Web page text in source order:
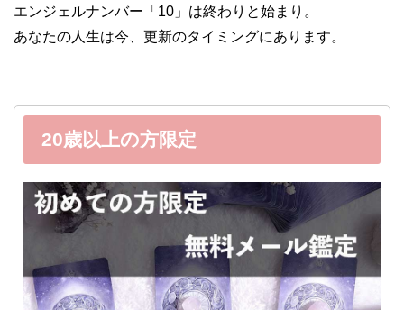
エンジェルナンバー「10」は終わりと始まり。
あなたの人生は今、更新のタイミングにあります。
20歳以上の方限定